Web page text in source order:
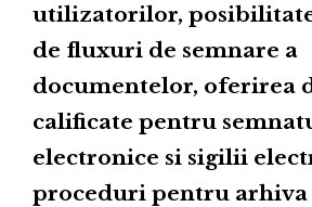
utilizatorilor,
de fluxuri de semnare a
documentelor, oferirea
calificate pentru
electronice si sigilii
proceduri pentru arhiva